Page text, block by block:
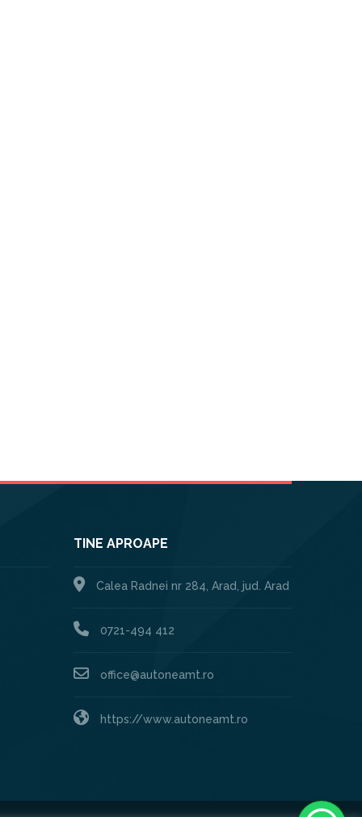
TINE APROAPE
Calea Radnei nr 284, Arad, jud. Arad
0721-494 412
office@autoneamt.ro
https://www.autoneamt.ro